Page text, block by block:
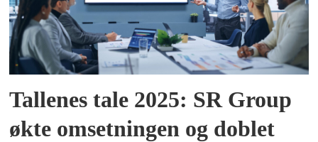
Tallenes tale 2025: SR Group
økte omsetningen og doblet